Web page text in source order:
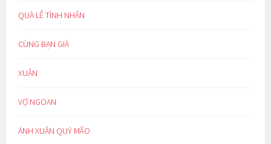
QUÀ LỄ TÌNH NHÂN
CÙNG BẠN GIÀ
XUÂN
VỢ NGOAN
ÁNH XUÂN QUÝ MÃO